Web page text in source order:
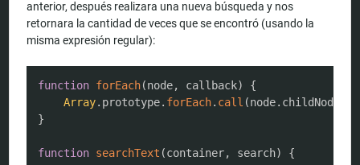
anterior, después realizara una nueva búsqueda y nos
retornara la cantidad de veces que se encontró (usando la
misma expresión regular):
function forEach(node, callback)
{
Array. prototype. forEach. call (node. childNodes
}
function searchText (container, search) {